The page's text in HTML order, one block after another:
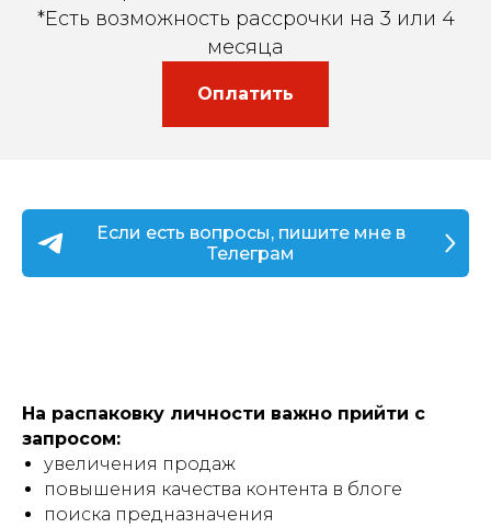
*Есть возможность рассрочки на 3 или 4
месяца
Оплатить
Если есть вопросы, пишите мне в
Телеграм
На распаковку личности важно прийти с
запросом:
увеличения продаж
повышения качества контента в блоге
поиска предназначения